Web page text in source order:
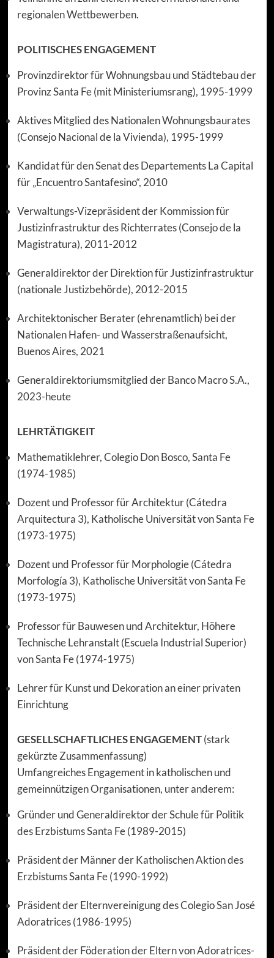
regionalen Wettbewerben.
POLITISCHES ENGAGEMENT
Provinzdirektor für Wohnungsbau und Städtebau der
Provinz Santa Fe (mit Ministeriumsrang), 1995-1999
Aktives Mitglied des Nationalen Wohnungsbaurates
(Consejo Nacional de la Vivienda), 1995-1999
Kandidat für den Senat des Departements La Capital
für „Encuentro Santafesino“, 2010
Verwaltungs-Vizepräsident der Kommission für
Justizinfrastruktur des Richterrates (Consejo de la
Magistratura), 2011-2012
Generaldirektor der Direktion für Justizinfrastruktur
(nationale Justizbehörde), 2012-2015
Architektonischer Berater (ehrenamtlich) bei der
Nationalen Hafen- und Wasserstraßenaufsicht,
Buenos Aires, 2021
Generaldirektoriumsmitglied der Banco Macro S.A.,
2023-heute
LEHRTÄTIGKEIT
Mathematiklehrer, Colegio Don Bosco, Santa Fe
(1974-1985)
Dozent und Professor für Architektur (Cátedra
Arquitectura 3), Katholische Universität von Santa Fe
(1973-1975)
Dozent und Professor für Morphologie (Cátedra
Morfología 3), Katholische Universität von Santa Fe
(1973-1975)
Professor für Bauwesen und Architektur, Höhere
Technische Lehranstalt (Escuela Industrial Superior)
von Santa Fe (1974-1975)
Lehrer für Kunst und Dekoration an einer privaten
Einrichtung
GESELLSCHAFTLICHES ENGAGEMENT(stark
gekürzte Zusammenfassung)
Umfangreiches Engagement in katholischen und
gemeinnützigen Organisationen, unter anderem:
Gründer und Generaldirektor der Schule für Politik
des Erzbistums Santa Fe (1989-2015)
Präsident der Männer der Katholischen Aktion des
Erzbistums Santa Fe (1990-1992)
Präsident der Elternvereinigung des Colegio San José
Adoratrices (1986-1995)
Präsident der Föderation der Eltern von Adoratrices-